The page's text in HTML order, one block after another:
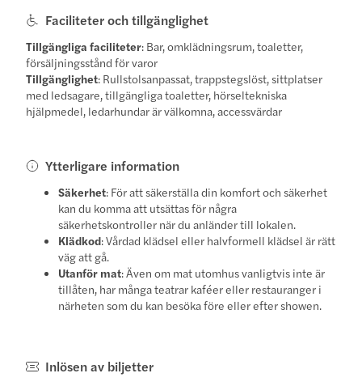
Faciliteter och tillgänglighet
Tillgängliga faciliteter: Bar, omklädningsrum, toaletter,
försäljningsstånd för varor
Tillgänglighet: Rullstolsanpassat, trappstegslöst, sittplatser
med ledsagare, tillgängliga toaletter, hörseltekniska
hjälpmedel, ledarhundar är välkomna, accessvärdar
Ytterligare information
Säkerhet: För att säkerställa din komfort och säkerhet
kan du komma att utsättas för några
säkerhetskontroller när du anländer till lokalen.
Klädkod: Vårdad klädsel eller halvformell klädsel är rätt
väg att gå.
Utanför mat: Även om mat utomhus vanligtvis inte är
tillåten, har många teatrar kaféer eller restauranger i
närheten som du kan besöka före eller efter showen.
Inlösen av biljetter